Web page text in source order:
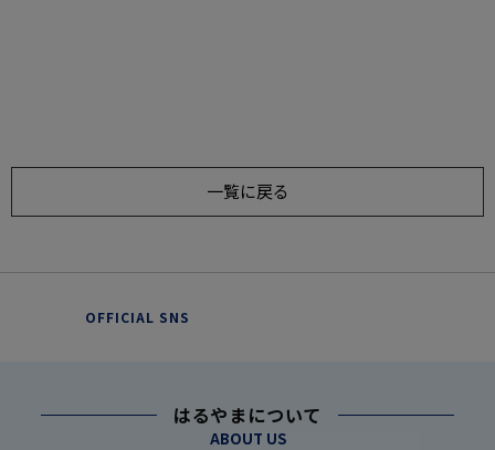
一覧に戻る
OFFICIAL SNS
はるやまについて
ABOUT US